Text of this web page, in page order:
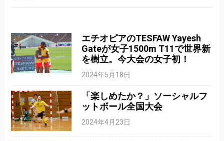
エチオピアのTESFAW Yayesh
Gateが女子1500m T11で世界新
を樹立。今大会の女子初！
2024年5月18日
「楽しめたか？」ソーシャルフ
ットボール全国大会
2024年4月23日